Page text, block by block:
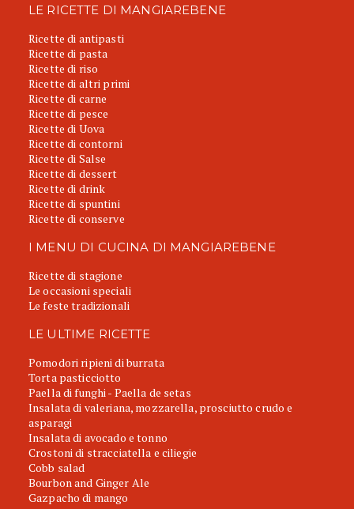
LE RICETTE DI MANGIAREBENE
Ricette di antipasti
Ricette di pasta
Ricette di riso
Ricette di altri primi
Ricette di carne
Ricette di pesce
Ricette di Uova
Ricette di contorni
Ricette di Salse
Ricette di dessert
Ricette di drink
Ricette di spuntini
Ricette di conserve
I MENU DI CUCINA DI MANGIAREBENE
Ricette di stagione
Le occasioni speciali
Le feste tradizionali
LE ULTIME RICETTE
Pomodori ripieni di burrata
Torta pasticciotto
Paella di funghi - Paella de setas
Insalata di valeriana, mozzarella, prosciutto crudo e
asparagi
Insalata di avocado e tonno
Crostoni di stracciatella e ciliegie
Cobb salad
Bourbon and Ginger Ale
Gazpacho di mango